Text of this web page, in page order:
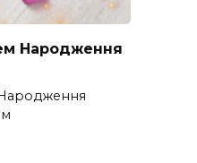
Народження